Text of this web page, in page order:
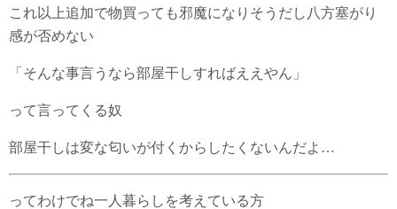
これ以上追加で物買っても邪魔になりそうだし八方塞がり
感が否めない
「そんな事言うなら部屋干しすればええやん」
って言ってくる奴
部屋干しは変な匂いが付くからしたくないんだよ…
ってわけでね一人暮らしを考えている方